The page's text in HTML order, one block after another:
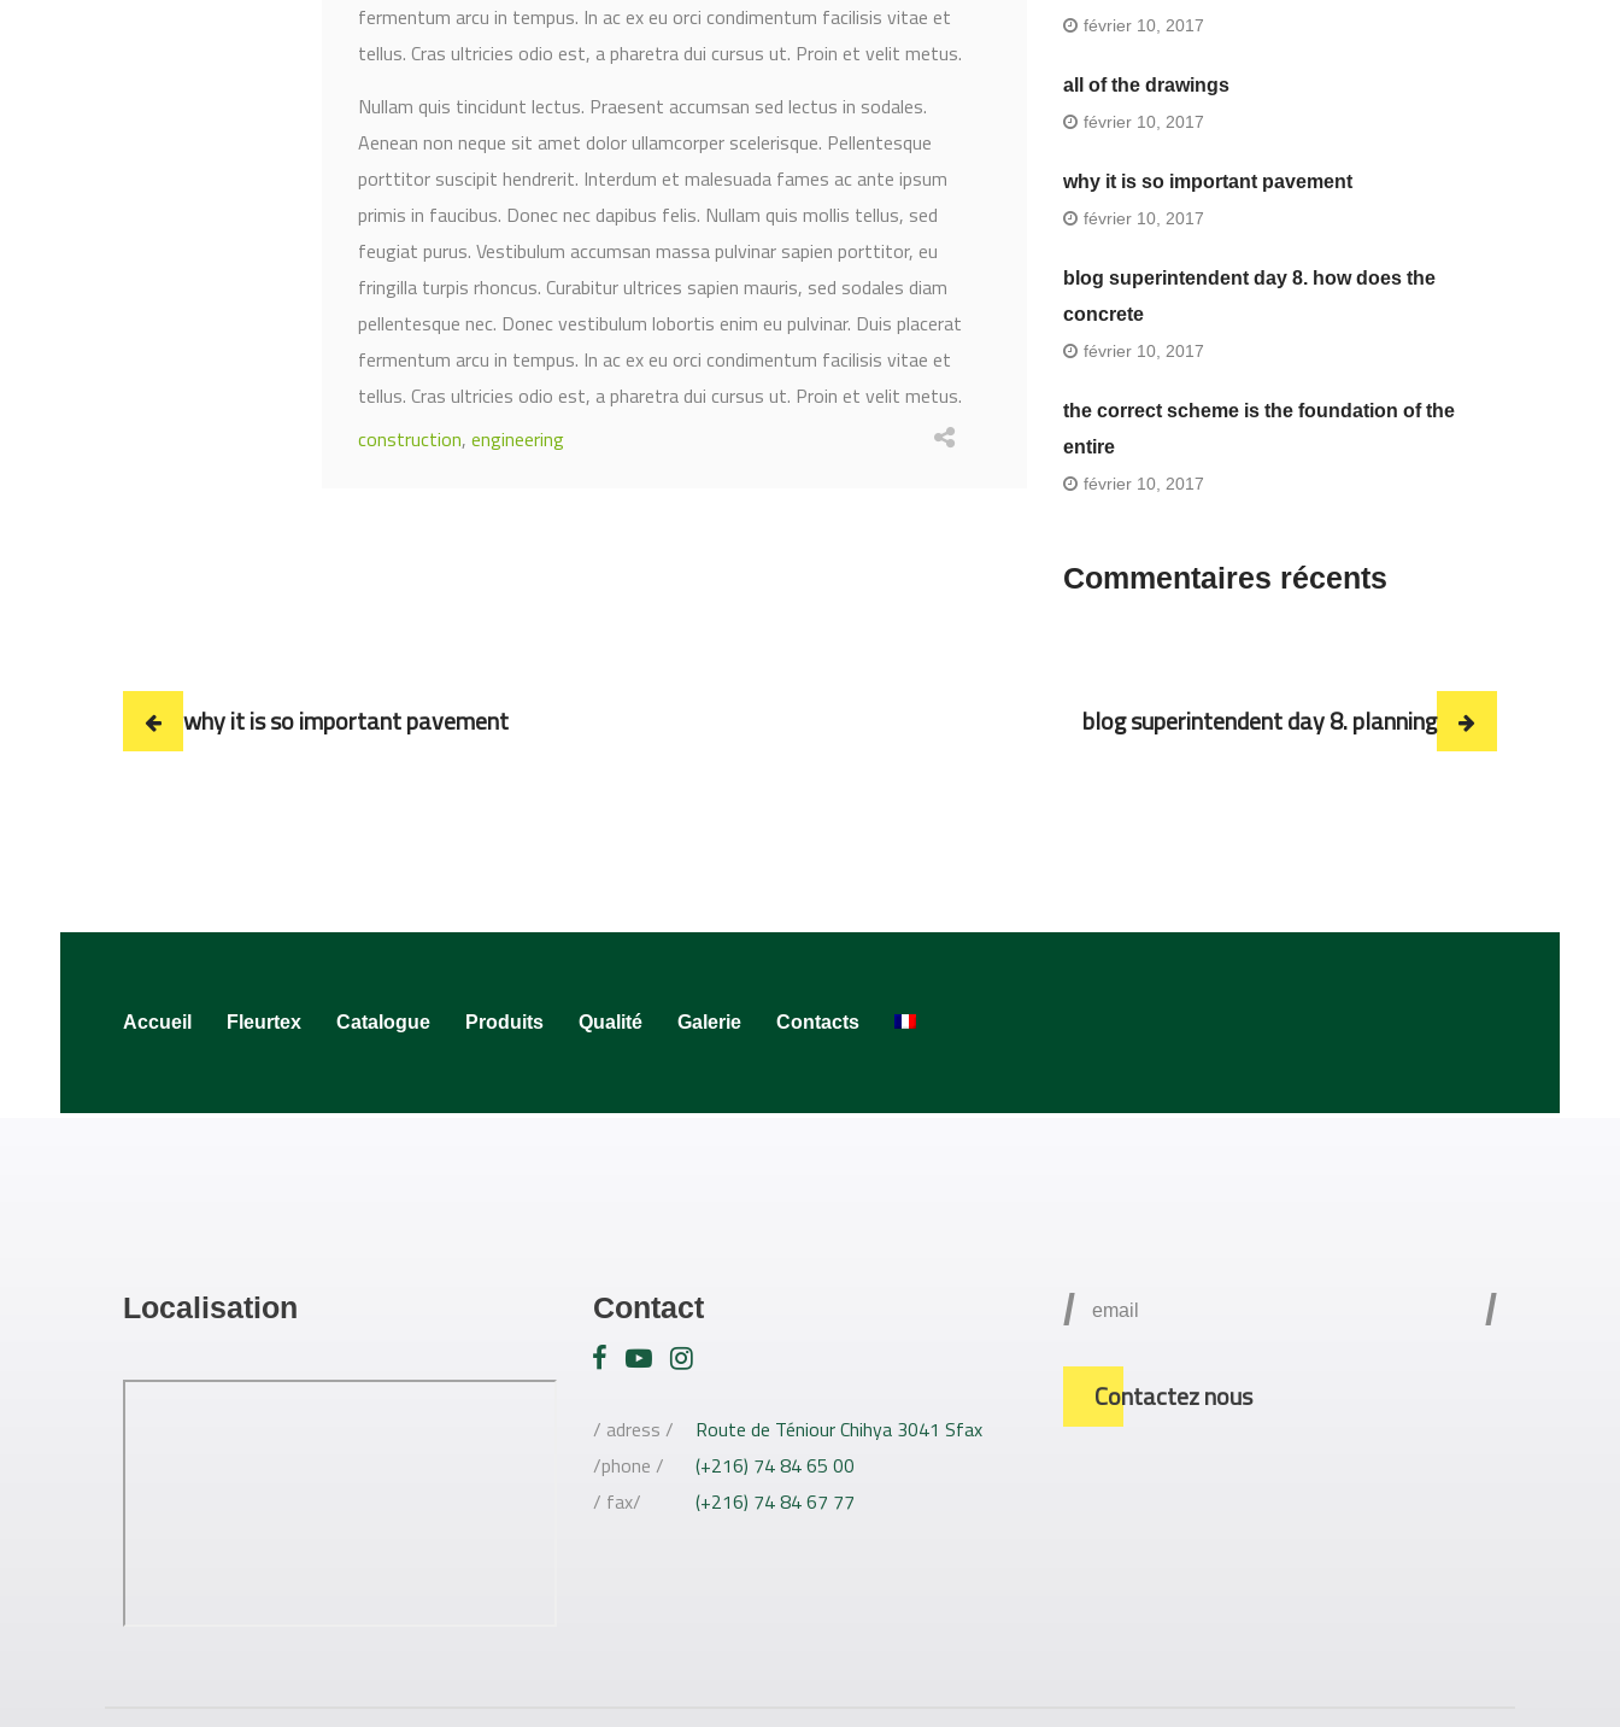
fermentum arcu in tempus. In ac ex eu orci condimentum facilisis vitae et
tellus. Cras ultricies odio est, a pharetra dui cursus ut. Proin et velit metus.
Nullam quis tincidunt lectus. Praesent accumsan sed lectus in sodales.
Aenean non neque sit amet dolor ullamcorper scelerisque. Pellentesque
porttitor suscipit hendrerit. Interdum et malesuada fames ac ante ipsum
primis in faucibus. Donec nec dapibus felis. Nullam quis mollis tellus, sed
feugiat purus. Vestibulum accumsan massa pulvinar sapien porttitor, eu
fringilla turpis rhoncus. Curabitur ultrices sapien mauris, sed sodales diam
pellentesque nec. Donec vestibulum lobortis enim eu pulvinar. Duis placerat
fermentum arcu in tempus. In ac ex eu orci condimentum facilisis vitae et
tellus. Cras ultricies odio est, a pharetra dui cursus ut. Proin et velit metus.
construction, engineering
février 10, 2017
all of the drawings
février 10, 2017
why it is so important pavement
février 10, 2017
blog superintendent day 8. how does the
concrete
février 10, 2017
the correct scheme is the foundation of the
entire
février 10, 2017
Commentaires récents
why it is so important pavement blog superintendent day 8. planning
Accueil Fleurtex Catalogue Produits Qualité Galerie Contacts
Localisation Contact
/ adress /
Route de Téniour Chihya 3041 Sfax
/phone /
(+216) 74 84 65 00
/ fax/
(+216) 74 84 67 77
/ /
Contactez nous